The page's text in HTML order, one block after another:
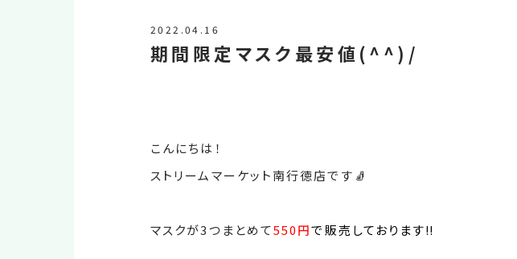
2022.04.16
期間限定マスク最安値(^^)/
こんにちは！
ストリームマーケット南行徳店です🧦
マスクが3つまとめて550円で販売しております‼️